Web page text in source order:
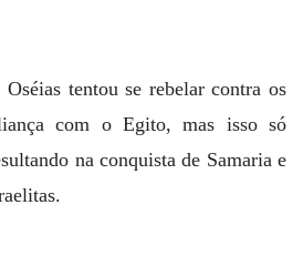
tentou se rebelar contra os
com o Egito, mas isso só
na conquista de Samaria e